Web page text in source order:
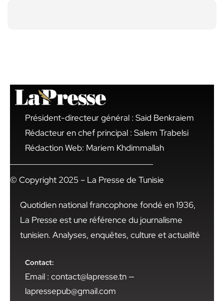
Président-directeur général : Said Benkraiem
Rédacteur en chef principal : Salem Trabelsi
Rédaction Web: Mariem Khdimmallah
© Copyright 2025 – La Presse de Tunisie
Quotidien national francophone fondé en 1936,
La Presse est une référence du journalisme
tunisien. Analyses, enquêtes, culture et actualité
Contact:
Email : contact@lapresse.tn —
lapressepub@gmail.com